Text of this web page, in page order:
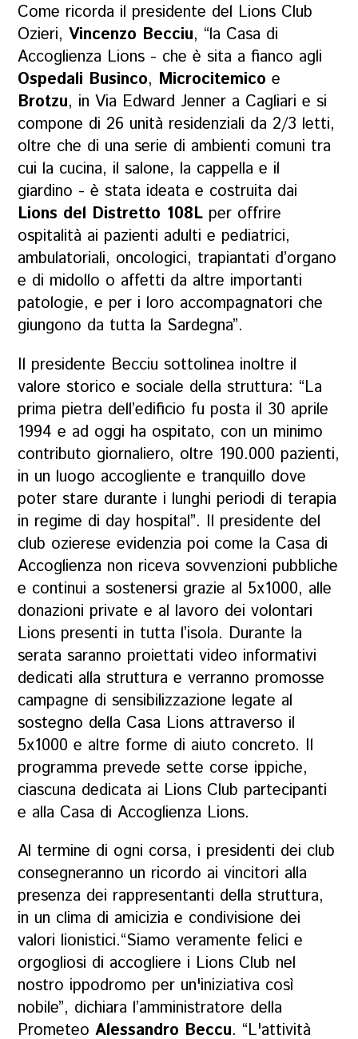
Come ricorda il presidente del Lions Club
Ozieri,Vincenzo Becciu, “la Casa di
Accoglienza Lions - che è sita a fianco agli
Ospedali Businco, Microcitemicoe
Brotzu, in Via Edward Jenner a Cagliari e si
compone di 26 unità residenziali da 2/3 letti,
oltre che di una serie di ambienti comuni tra
cui la cucina, il salone, la cappella e il
giardino - è stata ideata e costruita dai
Lions del Distretto 108L per offrire
ospitalità ai pazienti adulti e pediatrici,
ambulatoriali, oncologici, trapiantati d’organo
e di midollo o affetti da altre importanti
patologie, e per i loro accompagnatori che
giungono da tutta la Sardegna”.
Il presidente Becciu sottolinea inoltre il
valore storico e sociale della struttura: “La
prima pietra dell’edificio fu posta il 30 aprile
1994 e ad oggi ha ospitato, con un minimo
contributo giornaliero, oltre 190.000 pazienti,
in un luogo accogliente e tranquillo dove
poter stare durante i lunghi periodi di terapia
in regime di day hospital”. Il presidente del
club ozierese evidenzia poi come la Casa di
Accoglienza non riceva sovvenzioni pubbliche
e continui a sostenersi grazie al 5x1000, alle
donazioni private e al lavoro dei volontari
Lions presenti in tutta l’isola. Durante la
serata saranno proiettati video informativi
dedicati alla struttura e verranno promosse
campagne di sensibilizzazione legate al
sostegno della Casa Lions attraverso il
5x1000 e altre forme di aiuto concreto. Il
programma prevede sette corse ippiche,
ciascuna dedicata ai Lions Club partecipanti
e alla Casa di Accoglienza Lions.
Al termine di ogni corsa, i presidenti dei club
consegneranno un ricordo ai vincitori alla
presenza dei rappresentanti della struttura,
in un clima di amicizia e condivisione dei
valori lionistici.“Siamo veramente felici e
orgogliosi di accogliere i Lions Club nel
nostro ippodromo per un'iniziativa così
nobile”, dichiara l’amministratore della
Prometeo Alessandro Beccu. “L'attività